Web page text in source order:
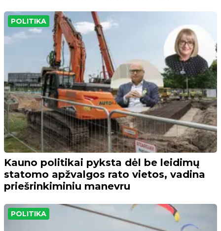
POLITIKA
Kauno politikai pyksta dėl be leidimų
statomo apžvalgos rato vietos, vadina
priešrinkiminiu manevru
POLITIKA